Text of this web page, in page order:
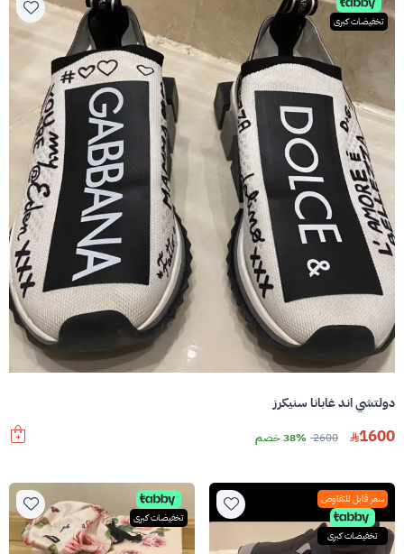
تخفيضات كبرى
دولتشي اند غابانا سنيكرز
1600
2600 38% خصم
سعر قابل للتفاوض
تخفيضات كبرى
تخفيضات كبرى